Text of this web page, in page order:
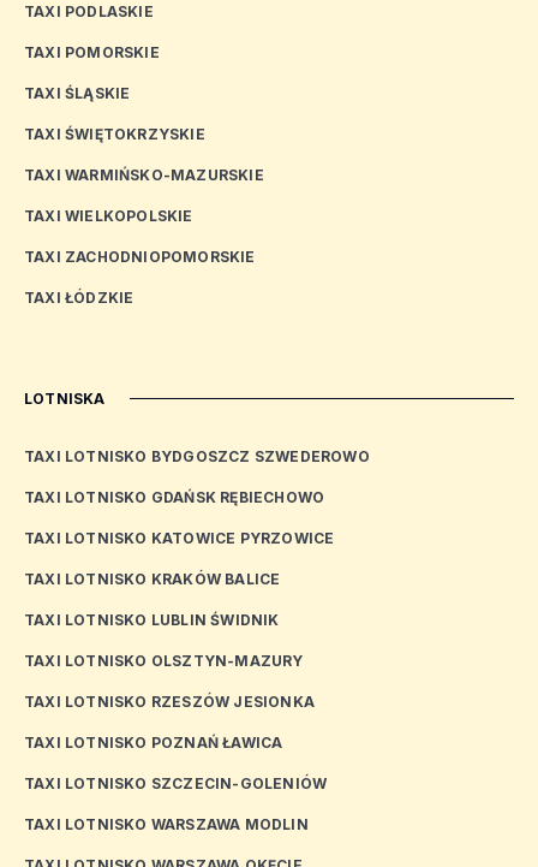
TAXI PODLASKIE
TAXI POMORSKIE
TAXI ŚLĄSKIE
TAXI ŚWIĘTOKRZYSKIE
TAXI WARMIŃSKO-MAZURSKIE
TAXI WIELKOPOLSKIE
TAXI ZACHODNIOPOMORSKIE
TAXI ŁÓDZKIE
LOTNISKA
TAXI LOTNISKO BYDGOSZCZ SZWEDEROWO
TAXI LOTNISKO GDAŃSK RĘBIECHOWO
TAXI LOTNISKO KATOWICE PYRZOWICE
TAXI LOTNISKO KRAKÓW BALICE
TAXI LOTNISKO LUBLIN ŚWIDNIK
TAXI LOTNISKO OLSZTYN-MAZURY
TAXI LOTNISKO RZESZÓW JESIONKA
TAXI LOTNISKO POZNAŃ ŁAWICA
TAXI LOTNISKO SZCZECIN-GOLENIÓW
TAXI LOTNISKO WARSZAWA MODLIN